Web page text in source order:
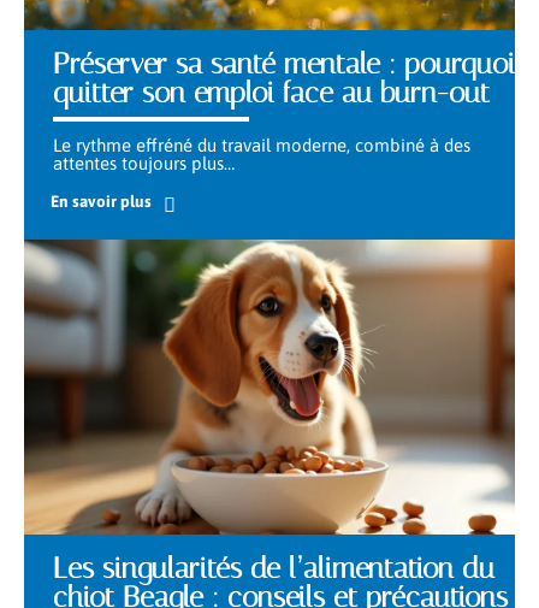
Préserver sa santé mentale : pourquoi
quitter son emploi face au burn-out
Le rythme effréné du travail moderne, combiné à des
attentes toujours plus…
En savoir plus
Les singularités de l’alimentation du
chiot Beagle : conseils et précautions